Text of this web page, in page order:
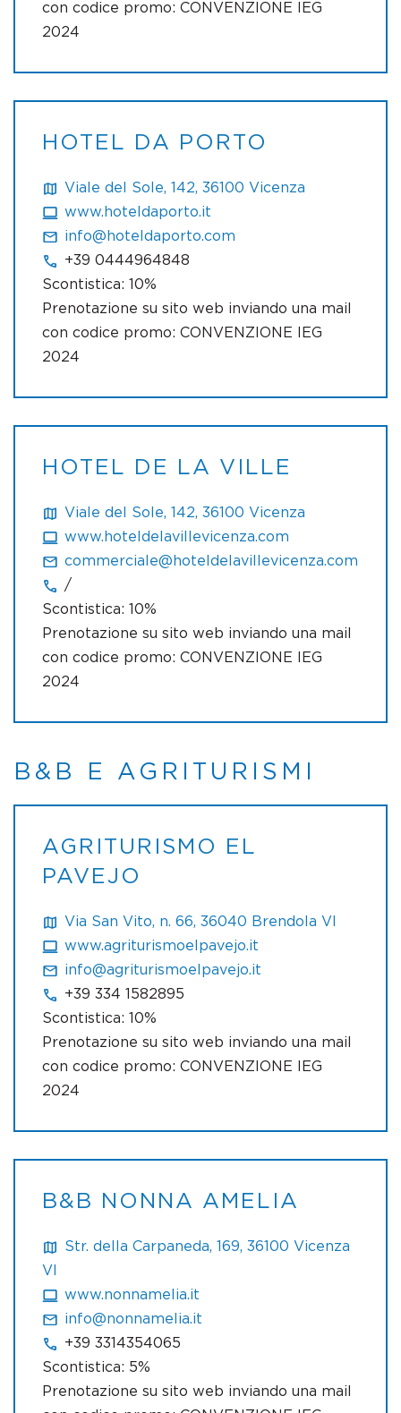
con codice promo: CONVENZIONE IEG
2024
HOTEL DA PORTO
Viale del Sole, 142, 36100 Vicenza
www.hoteldaporto.it
info@hoteldaporto.com
+39 0444964848
Scontistica: 10%
Prenotazione su sito web inviando una mail
con codice promo: CONVENZIONE IEG
2024
HOTEL DE LA VILLE
Viale del Sole, 142, 36100 Vicenza
www.hoteldelavillevicenza.com
commerciale@hoteldelavillevicenza.com
/
Scontistica: 10%
Prenotazione su sito web inviando una mail
con codice promo: CONVENZIONE IEG
2024
B&B E AGRITURISMI
AGRITURISMO EL
PAVEJO
Via San Vito, n. 66, 36040 Brendola VI
www.agriturismoelpavejo.it
info@agriturismoelpavejo.it
+39 334 1582895
Scontistica: 10%
Prenotazione su sito web inviando una mail
con codice promo: CONVENZIONE IEG
2024
B&B NONNA AMELIA
Str. della Carpaneda, 169, 36100 Vicenza
VI
www.nonnamelia.it
info@nonnamelia.it
+39 3314354065
Scontistica: 5%
Prenotazione su sito web inviando una mail